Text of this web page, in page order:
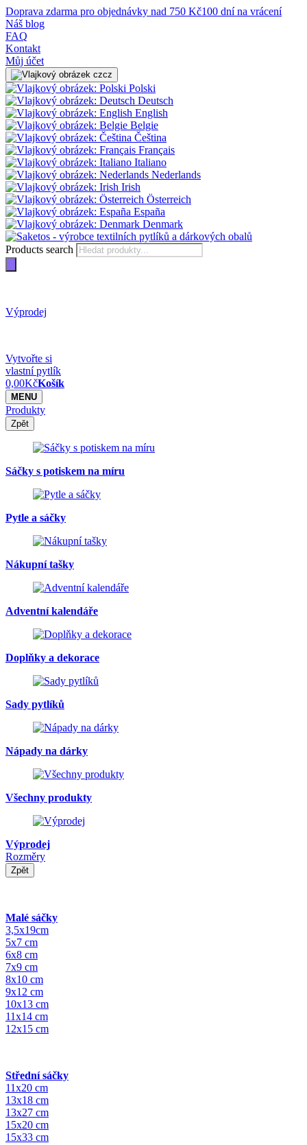
Doprava zdarma pro objednávky nad 750 Kč100 dní na vrácení
Náš blog
FAQ
Kontakt
Můj účet
cz
Polski
Deutsch
English
Belgie
Čeština
Français
Italiano
Nederlands
Irish
Österreich
España
Denmark
Products search
Výprodej
Vytvořte si
vlastní pytlík
0,00KčKošík
MENU
Produkty
Zpět
Sáčky s potiskem na míru
Pytle a sáčky
Nákupní tašky
Adventní kalendáře
Doplňky a dekorace
Sady pytlíků
Nápady na dárky
Všechny produkty
Výprodej
Rozměry
Zpět
Malé sáčky
3,5x19cm
5x7 cm
6x8 cm
7x9 cm
8x10 cm
9x12 cm
10x13 cm
11x14 cm
12x15 cm
Střední sáčky
11x20 cm
13x18 cm
13x27 cm
15x20 cm
15x33 cm